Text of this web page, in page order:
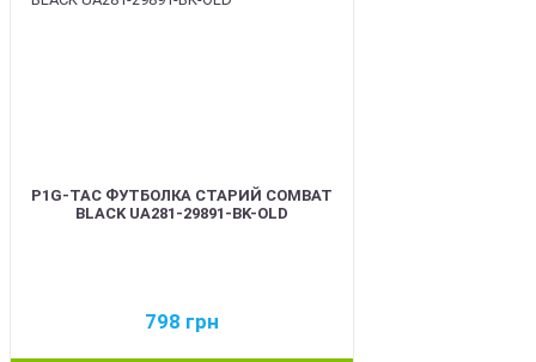
P1G-TAC ФУТБОЛКА СТАРИЙ COMBAT
BLACK UA281-29891-BK-OLD
798 грн